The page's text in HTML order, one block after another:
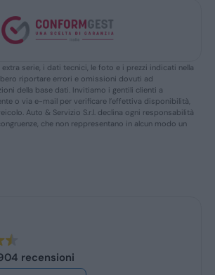
serie, i dati tecnici, le foto e i prezzi indicati nella
riportare errori e omissioni dovuti ad
della base dati. Invitiamo i gentili clienti a
o via e-mail per verificare l’effettiva disponibilità,
Auto & Servizio S.r.l. declina ogni responsabilità
che non reppresentano in alcun modo un
recensioni